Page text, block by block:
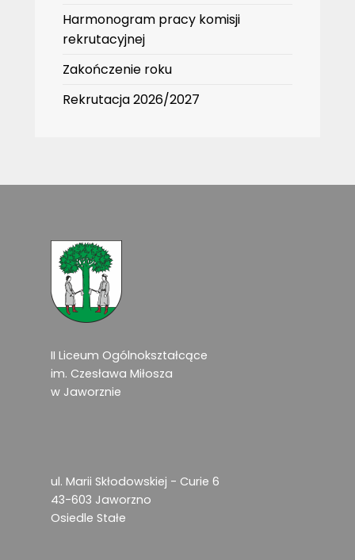
Harmonogram pracy komisji
rekrutacyjnej
Zakończenie roku
Rekrutacja 2026/2027
II Liceum Ogólnokształcące
im. Czesława Miłosza
w Jaworznie
ul. Marii Skłodowskiej - Curie 6
43-603 Jaworzno
Osiedle Stałe